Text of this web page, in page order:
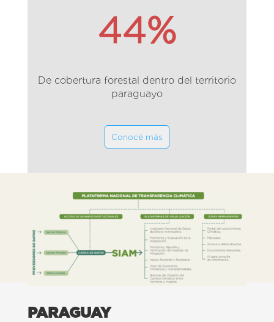
44%
De cobertura forestal dentro del territorio
paraguayo
Conocé más
PARAGUAY